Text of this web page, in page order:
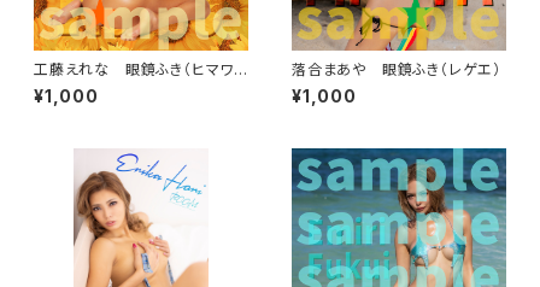
工藤えれな 眼鏡ふき（ヒマワ
リ）
¥1,000
落合まあや 眼鏡ふき（レゲエ）
¥1,000